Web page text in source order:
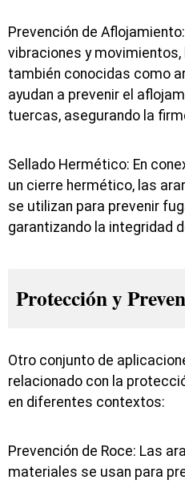
Prevención de
vibraciones y
también conocidas como
ayudan a prevenir el
tuercas, asegurando la
Sellado Hermético: En
un cierre hermético, las
se utilizan para prevenir
garantizando la integridad
Protección y
Otro conjunto de
relacionado con la
en diferentes contextos:
Prevención de Roce: Las
materiales se usan para